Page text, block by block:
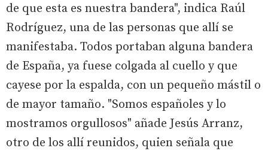
de que esta es nuestra bandera", indica Raúl
Rodríguez, una de las personas que allí se
manifestaba. Todos portaban alguna bandera
de España, ya fuese colgada al cuello y que
cayese por la espalda, con un pequeño mástil o
de mayor tamaño. "Somos españoles y lo
mostramos orgullosos" añade Jesús Arranz,
otro de los allí reunidos, quien señala que